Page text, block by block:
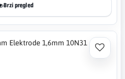
Brzi pregled